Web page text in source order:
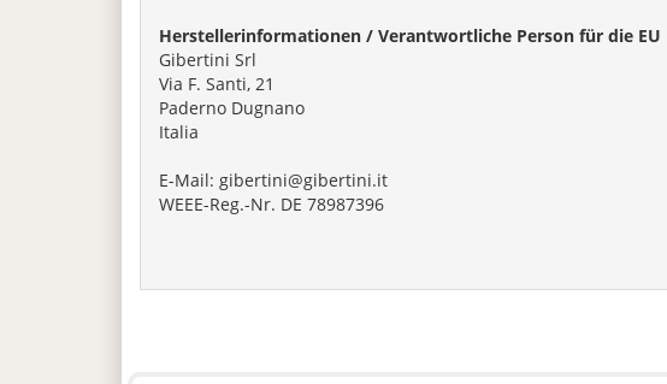
Herstellerinformationen / Verantwortliche Person für die EU
Gibertini Srl
Via F. Santi, 21
Paderno Dugnano
Italia
E-Mail: gibertini@gibertini.it
WEEE-Reg.-Nr. DE 78987396